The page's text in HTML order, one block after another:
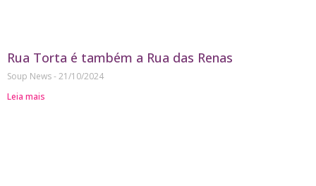
Rua Torta é também a Rua das Renas
Soup News 21/10/2024
Leia mais